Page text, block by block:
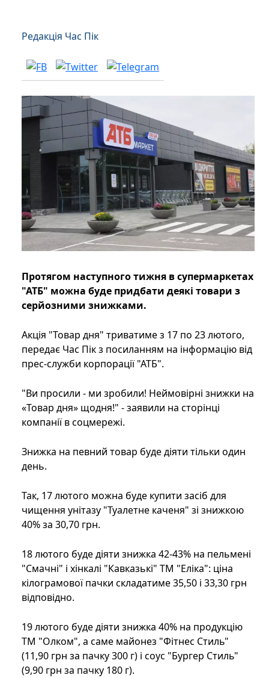
Редакція Час Пік
Протягом наступного тижня в супермаркетах
"АТБ" можна буде придбати деякі товари з
серйозними знижками.
Акція "Товар дня" триватиме з 17 по 23 лютого,
передає Час Пік з посиланням на інформацію від
прес-служби корпорації "АТБ".
"Ви просили - ми зробили! Неймовірні знижки на
«Товар дня» щодня!" - заявили на сторінці
компанії в соцмережі.
Знижка на певний товар буде діяти тільки один
день.
Так, 17 лютого можна буде купити засіб для
чищення унітазу "Туалетне каченя" зі знижкою
40% за 30,70 грн.
18 лютого буде діяти знижка 42-43% на пельмені
"Смачні" і хінкалі "Кавказькі" ТМ "Еліка": ціна
кілограмової пачки складатиме 35,50 і 33,30 грн
відповідно.
19 лютого буде діяти знижка 40% на продукцію
ТМ "Олком", а саме майонез "Фітнес Стиль"
(11,90 грн за пачку 300 г) і соус "Бургер Стиль"
(9,90 грн за пачку 180 г).